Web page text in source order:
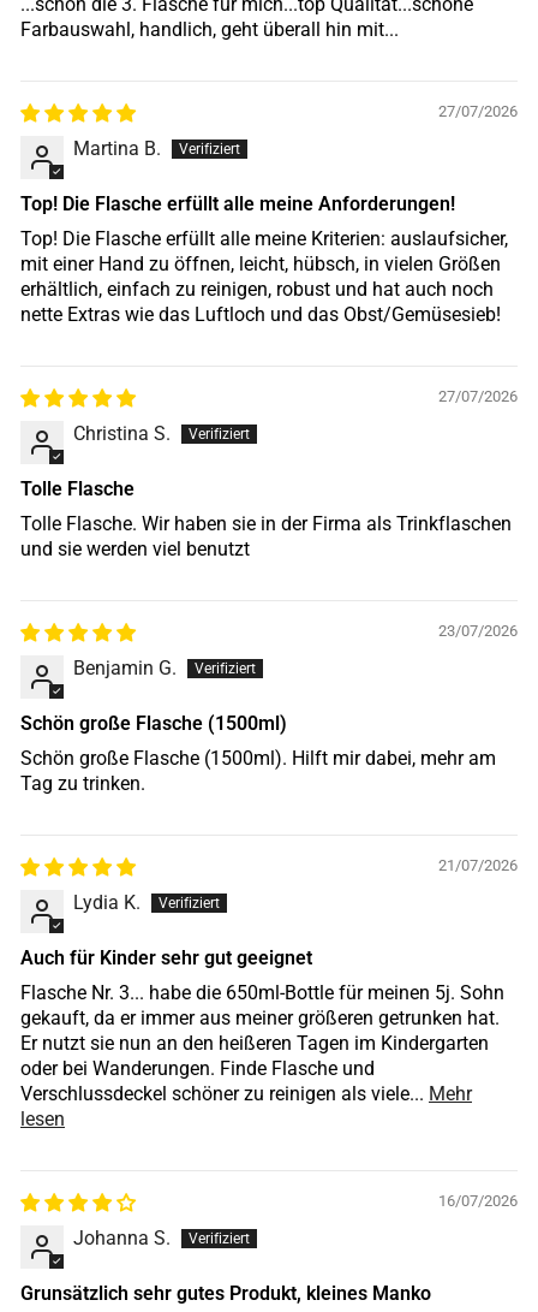
Farbauswahl, handlich, geht überall hin mit...
27/07/2026
Martina B.
Top! Die Flasche erfüllt alle meine Anforderungen!
Top! Die Flasche erfüllt alle meine Kriterien: auslaufsicher,
mit einer Hand zu öffnen, leicht, hübsch, in vielen Größen
erhältlich, einfach zu reinigen, robust und hat auch noch
nette Extras wie das Luftloch und das Obst/Gemüsesieb!
27/07/2026
Christina S.
Tolle Flasche
Tolle Flasche. Wir haben sie in der Firma als Trinkflaschen
und sie werden viel benutzt
23/07/2026
Benjamin G.
Schön große Flasche (1500ml)
Schön große Flasche (1500ml). Hilft mir dabei, mehr am
Tag zu trinken.
21/07/2026
Lydia K.
Auch für Kinder sehr gut geeignet
Flasche Nr. 3... habe die 650ml-Bottle für meinen 5j. Sohn
gekauft, da er immer aus meiner größeren getrunken hat.
Er nutzt sie nun an den heißeren Tagen im Kindergarten
oder bei Wanderungen. Finde Flasche und
Verschlussdeckel schöner zu reinigen als viele... Mehr
lesen
16/07/2026
Johanna S.
Grunsätzlich sehr gutes Produkt, kleines Manko